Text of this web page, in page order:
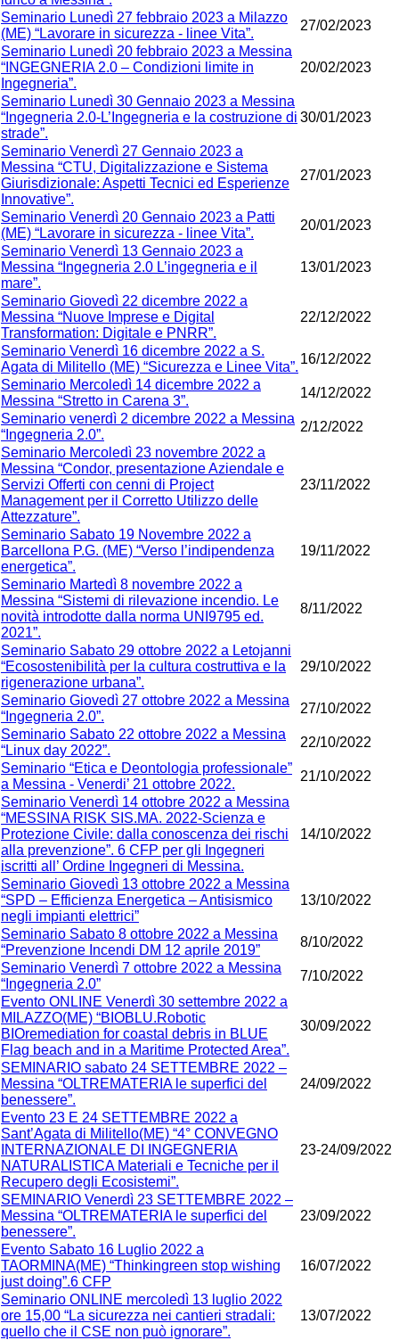
Seminario Lunedì 27 febbraio 2023 a Milazzo
(ME) “Lavorare in sicurezza - linee Vita”.
27/02/2023
Seminario Lunedì 20 febbraio 2023 a Messina
“INGEGNERIA 2.0 – Condizioni limite in
Ingegneria”.
20/02/2023
Seminario Lunedì 30 Gennaio 2023 a Messina
“Ingegneria 2.0-L’Ingegneria e la costruzione di
strade”.
30/01/2023
Seminario Venerdì 27 Gennaio 2023 a
Messina “CTU, Digitalizzazione e Sistema
Giurisdizionale: Aspetti Tecnici ed Esperienze
Innovative”.
27/01/2023
Seminario Venerdì 20 Gennaio 2023 a Patti
(ME) “Lavorare in sicurezza - linee Vita”.
20/01/2023
Seminario Venerdì 13 Gennaio 2023 a
Messina “Ingegneria 2.0 L’ingegneria e il
mare”.
13/01/2023
Seminario Giovedì 22 dicembre 2022 a
Messina “Nuove Imprese e Digital
Transformation: Digitale e PNRR”.
22/12/2022
Seminario Venerdì 16 dicembre 2022 a S.
Agata di Militello (ME) “Sicurezza e Linee Vita”.
16/12/2022
Seminario Mercoledì 14 dicembre 2022 a
Messina “Stretto in Carena 3”.
14/12/2022
Seminario venerdì 2 dicembre 2022 a Messina
“Ingegneria 2.0”.
2/12/2022
Seminario Mercoledì 23 novembre 2022 a
Messina “Condor, presentazione Aziendale e
Servizi Offerti con cenni di Project
Management per il Corretto Utilizzo delle
Attezzature”.
23/11/2022
Seminario Sabato 19 Novembre 2022 a
Barcellona P.G. (ME) “Verso l’indipendenza
energetica”.
19/11/2022
Seminario Martedì 8 novembre 2022 a
Messina “Sistemi di rilevazione incendio. Le
novità introdotte dalla norma UNI9795 ed.
2021”.
8/11/2022
Seminario Sabato 29 ottobre 2022 a Letojanni
“Ecosostenibilità per la cultura costruttiva e la
rigenerazione urbana”.
29/10/2022
Seminario Giovedì 27 ottobre 2022 a Messina
“Ingegneria 2.0”.
27/10/2022
Seminario Sabato 22 ottobre 2022 a Messina
“Linux day 2022”.
22/10/2022
Seminario “Etica e Deontologia professionale”
a Messina - Venerdi’ 21 ottobre 2022.
21/10/2022
Seminario Venerdì 14 ottobre 2022 a Messina
“MESSINA RISK SIS.MA. 2022-Scienza e
Protezione Civile: dalla conoscenza dei rischi
alla prevenzione”. 6 CFP per gli Ingegneri
iscritti all’ Ordine Ingegneri di Messina.
14/10/2022
Seminario Giovedì 13 ottobre 2022 a Messina
“SPD – Efficienza Energetica – Antisismico
negli impianti elettrici”
13/10/2022
Seminario Sabato 8 ottobre 2022 a Messina
“Prevenzione Incendi DM 12 aprile 2019”
8/10/2022
Seminario Venerdì 7 ottobre 2022 a Messina
“Ingegneria 2.0”
7/10/2022
Evento ONLINE Venerdì 30 settembre 2022 a
MILAZZO(ME) “BIOBLU.Robotic
BIOremediation for coastal debris in BLUE
Flag beach and in a Maritime Protected Area”.
30/09/2022
SEMINARIO sabato 24 SETTEMBRE 2022 –
Messina “OLTREMATERIA le superfici del
benessere”.
24/09/2022
Evento 23 E 24 SETTEMBRE 2022 a
Sant’Agata di Militello(ME) “4° CONVEGNO
INTERNAZIONALE DI INGEGNERIA
NATURALISTICA Materiali e Tecniche per il
Recupero degli Ecosistemi”.
23-24/09/2022
SEMINARIO Venerdì 23 SETTEMBRE 2022 –
Messina “OLTREMATERIA le superfici del
benessere”.
23/09/2022
Evento Sabato 16 Luglio 2022 a
TAORMINA(ME) “Thinkingreen stop wishing
just doing”.6 CFP
16/07/2022
Seminario ONLINE mercoledì 13 luglio 2022
ore 15,00 “La sicurezza nei cantieri stradali:
quello che il CSE non può ignorare”.
13/07/2022